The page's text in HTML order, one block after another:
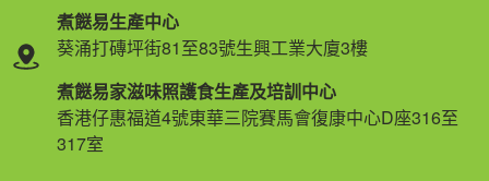
煮餸易生產中心
葵涌打磚坪街81至83號生興工業大廈3樓
煮餸易家滋味照護食生產及培訓中心
香港仔惠福道4號東華三院賽馬會復康中心D座316至
317室